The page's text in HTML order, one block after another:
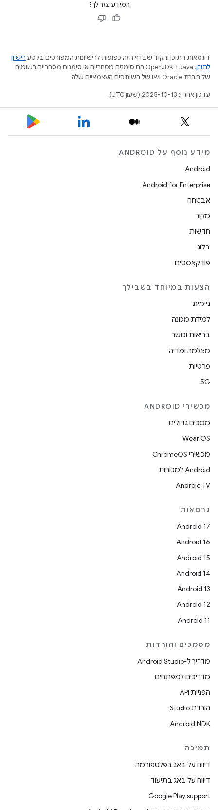
המידע עזר לך?
דוגמאות התוכן והקוד שבדף הזה כפופות לרישיונות המפורטים בקטע רישיון
לתוכן
.‏ Java ו-OpenJDK הם סימנים מסחריים או סימנים מסחריים רשומים
של חברת Oracle ו/או של השותפים העצמאיים שלה.
עדכון אחרון: 2025-10-13 (שעון UTC).
מידע נוסף על ANDROID
Android
Android for Enterprise
אבטחה
מקור
חדשות
בלוג
פודקאסטים
הצעות במיוחד בשבילך
גיימינג
למידת מכונה
בריאות וכושר
מצלמה ומדיה
פרטיות
5G
מכשירי ANDROID
מסכים גדולים
Wear OS
מכשירי ChromeOS
Android למכוניות
Android TV
גרסאות
Android 17
Android 16
Android 15
Android 14
Android 13
Android 12
Android 11
מסמכים והורדות
מדריך ל-Android Studio
מדריכים למפתחים
הפניית API
הורדת Studio
Android NDK
תמיכה
דיווח על באג בפלטפורמה
דיווח על באג בתיעוד
Google Play support